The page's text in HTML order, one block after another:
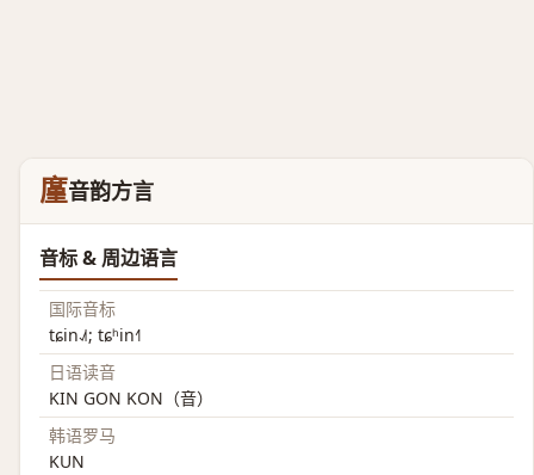
廑音韵方言
音标 & 周边语言
国际音标
tɕin˨˩˦; tɕʰin˧˥
日语读音
KIN GON KON（音）
韩语罗马
KUN